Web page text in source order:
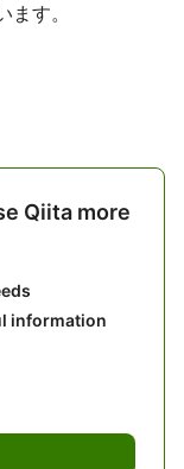
す。
Qiita more
information